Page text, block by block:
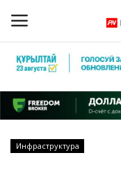
Главная
Инфраструктура